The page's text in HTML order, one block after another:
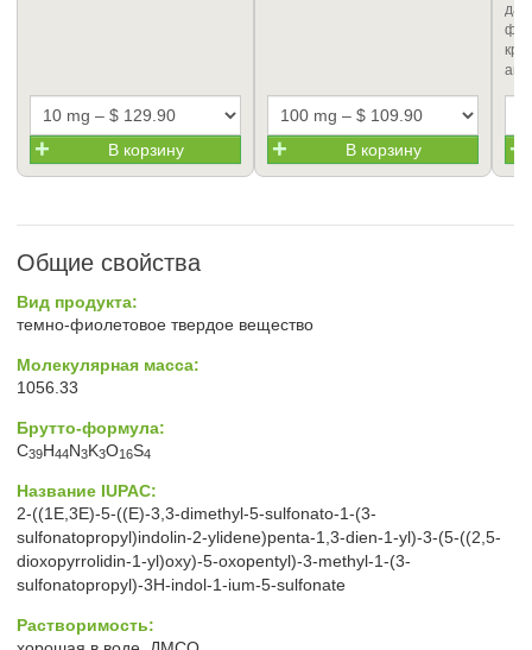
В корзину В корзину
Общие свойства
Вид продукта:
темно-фиолетовое твердое вещество
Молекулярная масса:
1056.33
Брутто-формула:
C39H44N3K3O16S4
Название IUPAC:
2-((1E,3E)-5-((E)-3,3-dimethyl-5-sulfonato-1-(3-
sulfonatopropyl)indolin-2-ylidene)penta-1,3-dien-1-yl)-3-(5-((2,5-
dioxopyrrolidin-1-yl)oxy)-5-oxopentyl)-3-methyl-1-(3-
sulfonatopropyl)-3H-indol-1-ium-5-sulfonate
Растворимость: